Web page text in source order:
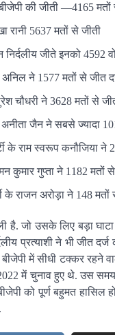
की जीती —4165 मतों
रानी 5637 मतों से जीती
जीते इनको 4592
ने 1577 मतों से जीत
चौधरी ने 3628 मतों से जीत
जैन ने सबसे ज्यादा
के राम स्वरूप कनौजिया ने
कुमार गुप्ता ने 1182 मतों से
के राजन अरोड़ा ने 148 मतों
है. जो उसके लिए बड़ा
प्रत्याशी ने भी जीत
में सीधी टक्कर रहने
में चुनाव हुए थे. उस
को पूर्ण बहुमत हासिल